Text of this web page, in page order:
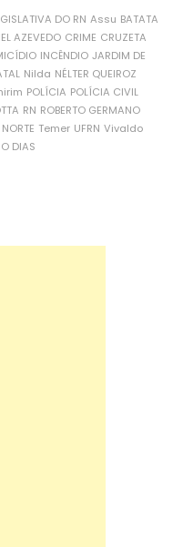
DO RN Assu BATATA
AZEVEDO CRIME CRUZETA
INCÊNDIO JARDIM DE
Nilda NÉLTER QUEIROZ
POLÍCIA POLÍCIA CIVIL
RN ROBERTO GERMANO
Temer UFRN Vivaldo
DIAS